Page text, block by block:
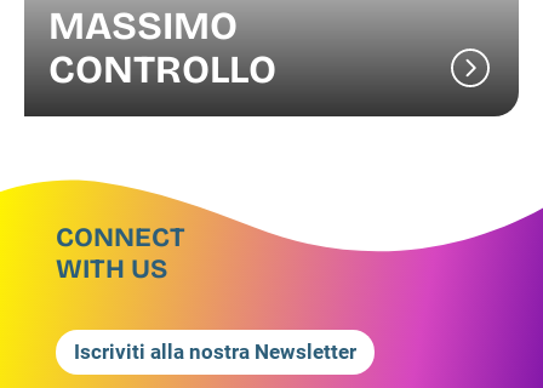
MASSIMO
CONTROLLO
CONNECT
WITH US
Iscriviti alla nostra Newsletter